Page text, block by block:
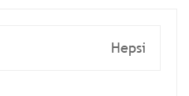
Hepsi